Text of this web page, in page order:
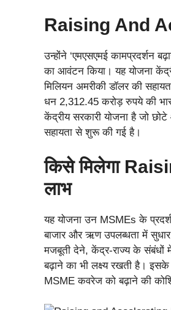
Raising And
उन्होंने ‘एमएसएमई
का आवंटन किया। यह योजना
मिलियन अमरीकी डॉलर की
धन 2,312.45 करोड़ रुपये की
केंद्रीय सरकारी योजना है जो
सहायता से शुरू की गई है।
किसे मिलेगा
लाभ
यह योजना उन MSMEs के
बाजार और ऋण उपलब्धता में
मजबूती देने, केंद्र-राज्य के संबंधों
बढ़ाने का भी लक्ष्य रखती है। इसके
MSME कवरेज को बढ़ाने की